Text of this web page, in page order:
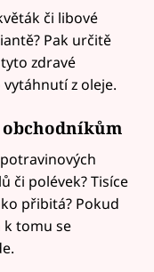
či libové
Pak určitě
zdravé
z oleje.
obchodníkům
či polévek? Tisíce
přibitá? Pokud
k tomu se